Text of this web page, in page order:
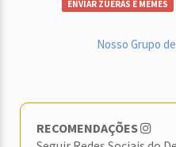
ENVIAR ZUERAS E MEMES
Nosso Grupo
RECOMENDAÇÕES